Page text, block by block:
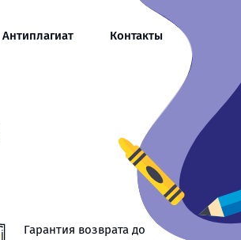
Антиплагиат Контакты
Гарантия возврата до